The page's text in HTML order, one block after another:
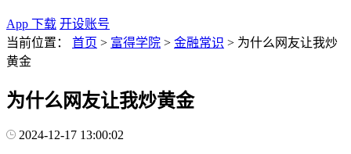
App 下载 开设账号
当前位置：
首页 > 富得学院 > 金融常识 > 为什么网友让我炒
黄金
为什么网友让我炒黄金
2024-12-17 13:00:02